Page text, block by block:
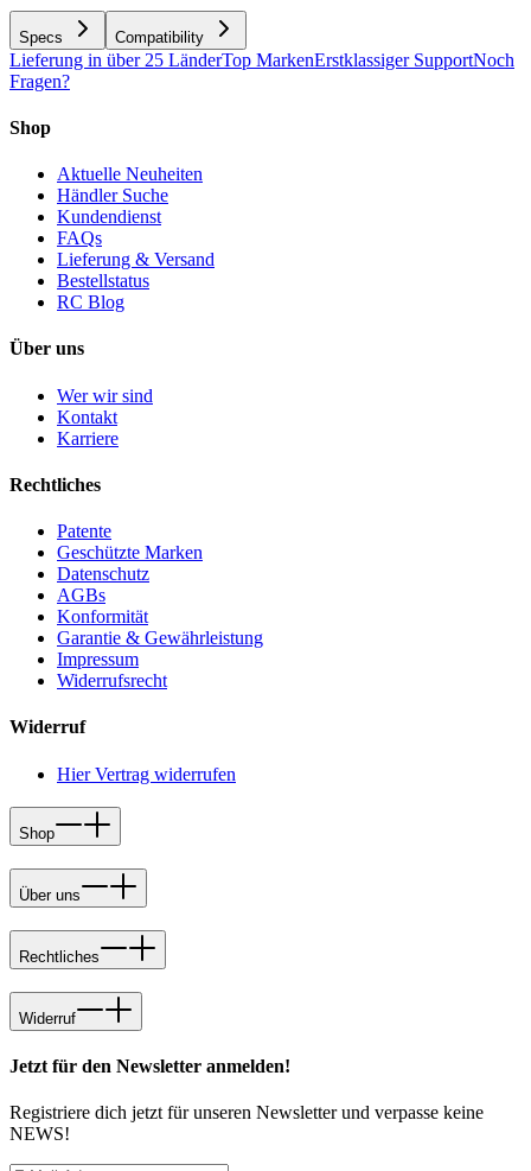
Specs Compatibility
Lieferung in über 25 LänderTop MarkenErstklassiger SupportNoch
Fragen?
Shop
Aktuelle Neuheiten
Händler Suche
Kundendienst
FAQs
Lieferung & Versand
Bestellstatus
RC Blog
Über uns
Wer wir sind
Kontakt
Karriere
Rechtliches
Patente
Geschützte Marken
Datenschutz
AGBs
Konformität
Garantie & Gewährleistung
Impressum
Widerrufsrecht
Widerruf
Hier Vertrag widerrufen
Shop
Über uns
Rechtliches
Widerruf
Jetzt für den Newsletter anmelden!
Registriere dich jetzt für unseren Newsletter und verpasse keine
NEWS!